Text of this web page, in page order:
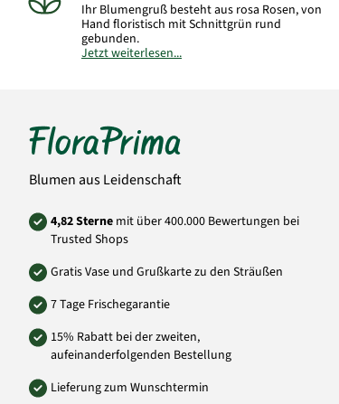
Ihr Blumengruß besteht aus rosa Rosen, von
Hand floristisch mit Schnittgrün rund
gebunden.
Jetzt weiterlesen...
Blumen aus Leidenschaft
4,82 Sterne mit über 400.000 Bewertungen bei
Trusted Shops
Gratis Vase und Grußkarte zu den Sträußen
7 Tage Frischegarantie
15% Rabatt bei der zweiten,
aufeinanderfolgenden Bestellung
Lieferung zum Wunschtermin